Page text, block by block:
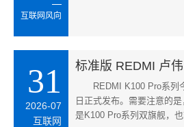
互联网风向
31
2026-07
互联网
标准版 REDMI 卢
REDMI K100 Pro系列
日正式发布。需要注意的
是K100 Pro系列双旗舰，